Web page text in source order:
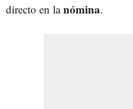
directo en lanómina.